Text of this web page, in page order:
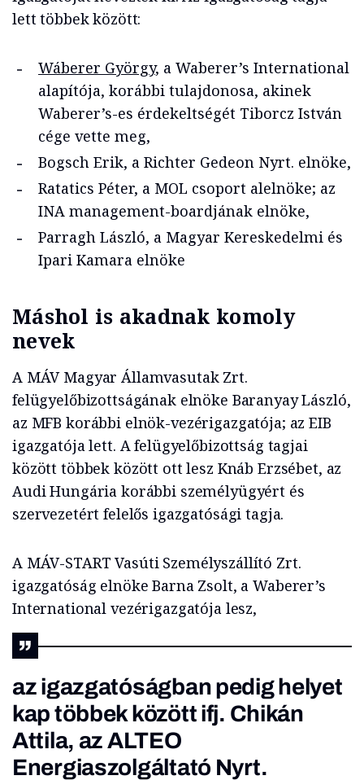
lett többek között:
Wáberer György, a Waberer’s International
alapítója, korábbi tulajdonosa, akinek
Waberer’s-es érdekeltségét Tiborcz István
cége vette meg,
Bogsch Erik, a Richter Gedeon Nyrt. elnöke,
Ratatics Péter, a MOL csoport alelnöke; az
INA management-boardjának elnöke,
Parragh László, a Magyar Kereskedelmi és
Ipari Kamara elnöke
Máshol is akadnak komoly
nevek
A MÁV Magyar Államvasutak Zrt.
felügyelőbizottságának elnöke Baranyay László,
az MFB korábbi elnök-vezérigazgatója; az EIB
igazgatója lett. A felügyelőbizottság tagjai
között többek között ott lesz Knáb Erzsébet, az
Audi Hungária korábbi személyügyért és
szervezetért felelős igazgatósági tagja.
A MÁV-START Vasúti Személyszállító Zrt.
igazgatóság elnöke Barna Zsolt, a Waberer’s
International vezérigazgatója lesz,
az igazgatóságban pedig helyet
kap többek között ifj. Chikán
Attila, az ALTEO
Energiaszolgáltató Nyrt.